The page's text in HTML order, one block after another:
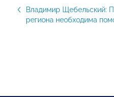
Владимир Щебельский:
региона необходима